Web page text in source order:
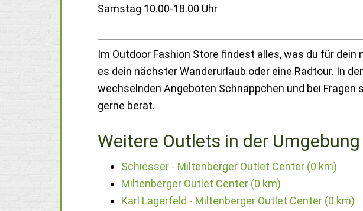
Samstag 10.00-18.00 Uhr
Im Outdoor Fashion Store findest alles, was du für
es dein nächster Wanderurlaub oder eine Radtour. In
wechselnden Angeboten Schnäppchen und bei
gerne berät.
Weitere Outlets in der
Schiesser - Miltenberger Outlet Center (0 km)
Miltenberger Outlet Center (0 km)
Karl Lagerfeld - Miltenberger Outlet Center (0 km)